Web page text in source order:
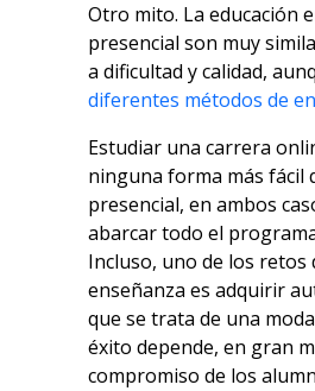
Otro mito. La educación
presencial son muy
a dificultad y calidad,
diferentes métodos de
Estudiar una carrera
ninguna forma más fácil
presencial, en ambos
abarcar todo el
Incluso, uno de los retos
enseñanza es adquirir
que se trata de una
éxito depende, en gran
compromiso de los